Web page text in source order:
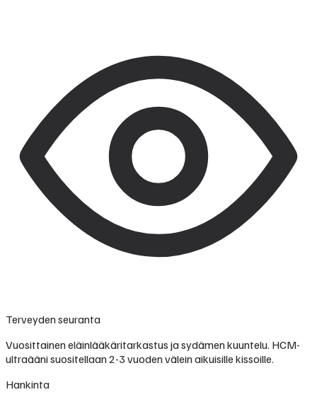
Terveyden seuranta
Vuosittainen eläinlääkäritarkastus ja sydämen kuuntelu. HCM-
ultraääni suositellaan 2-3 vuoden välein aikuisille kissoille.
Hankinta